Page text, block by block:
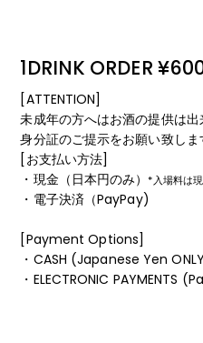
1DRINK ORDER
[ATTENTION]
未成年の方へはお酒の提供は出
身分証のご提示をお願い致しま
[お支払い方法]
・現金（日本円のみ）*入場料は
・電子決済（PayPay)
[Payment Options]
・CASH (Japanese Yen
・ELECTRONIC PAYMENTS